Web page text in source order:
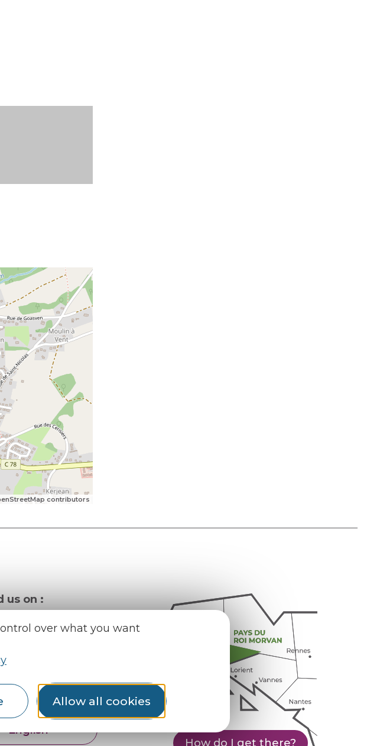
over what you want
Allow all cookies
contributors
us on :
Partners
English
Français
How do I get there?